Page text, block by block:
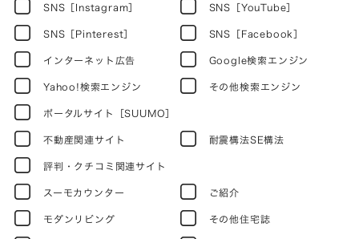
SNS［Instagram］ SNS［YouTube］
SNS［Pinterest］ SNS［Facebook］
インターネット広告 Google検索エンジン
Yahoo!検索エンジン その他検索エンジン
ポータルサイト［SUUMO］
不動産関連サイト 耐震構法SE構法
評判・クチコミ関連サイト
スーモカウンター ご紹介
モダンリビング その他住宅誌